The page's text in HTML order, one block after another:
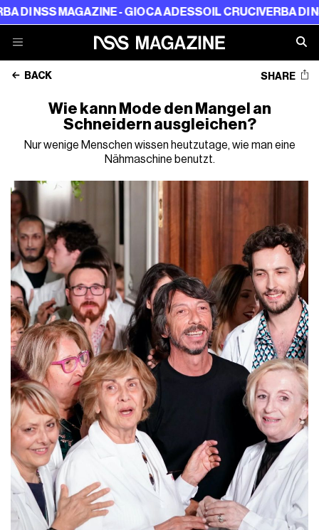
MAGAZINE - GIOCA ADESSOIL CRUCIVERBA DI NSS
BACK SHARE
Wie kann Mode den Mangel an
Schneidern ausgleichen?
Nur wenige Menschen wissen heutzutage, wie man eine
Nähmaschine benutzt.